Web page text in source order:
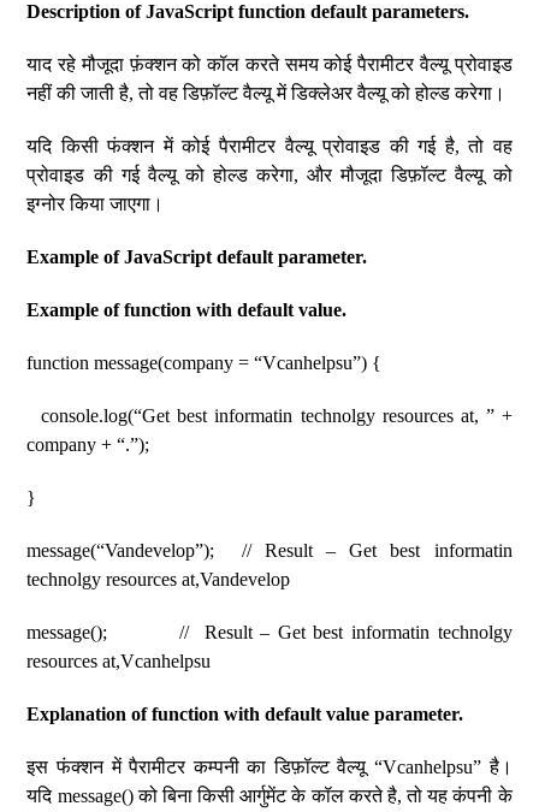
Description of JavaScript function default parameters.
याद रहे मौजूदा फ़ंक्शन को कॉल करते समय कोई पैरामीटर वैल्यू प्रोवाइड
नहीं की जाती है, तो वह डिफ़ॉल्ट वैल्यू में डिक्लेअर वैल्यू को होल्ड करेगा।
यदि किसी फंक्शन में कोई पैरामीटर वैल्यू प्रोवाइड की गई है, तो वह
प्रोवाइड की गई वैल्यू को होल्ड करेगा, और मौजूदा डिफ़ॉल्ट वैल्यू को
इग्नोर किया जाएगा।
Example of JavaScript default parameter.
Example of function with default value.
function message(company = “Vcanhelpsu”) {
console.log(“Get best informatin technolgy resources at, ” +
company + “.”);
}
message(“Vandevelop”); // Result – Get best informatin
technolgy resources at,Vandevelop
message(); // Result – Get best informatin technolgy
resources at,Vcanhelpsu
Explanation of function with default value parameter.
इस फंक्शन में पैरामीटर कम्पनी का डिफ़ॉल्ट वैल्यू “Vcanhelpsu” है।
यदि message() को बिना किसी आर्गुमेंट के कॉल करते है, तो यह कंपनी के